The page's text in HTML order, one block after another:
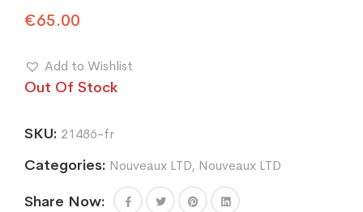
€65.00
Add to Wishlist
Out Of Stock
SKU: 21486-fr
Categories: Nouveaux LTD, Nouveaux LTD
Share Now: